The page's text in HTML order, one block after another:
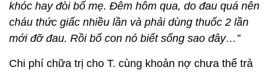
khóc hay đòi bố mẹ. Đêm hôm qua, do đau quá nên
cháu thức giấc nhiều lần và phải dùng thuốc 2 lần
mới đỡ đau. Rồi bố con nó biết sống sao đây…”
Chi phí chữa trị cho T. cùng khoản nợ chưa thể trả